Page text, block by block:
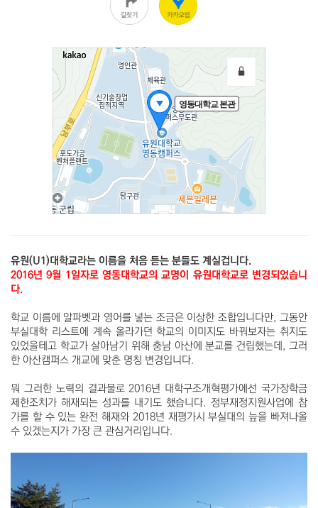
유원(U1)대학교라는 이름을 처음 듣는 분들도 계실겁니다.
2016년 9월 1일자로 영동대학교의 교명이 유원대학교로 변경되었습니
다.
학교 이름에 알파벳과 영어를 넣는 조금은 이상한 조합입니다만, 그동안
부실대학 리스트에 계속 올라가던 학교의 이미지도 바꿔보자는 취지도
있었을테고 학교가 살아남기 위해 충남 아산에 분교를 건립했는데, 그러
한 아산캠퍼스 개교에 맞춘 명칭 변경입니다.
뭐 그러한 노력의 결과물로 2016년 대학구조개혁평가에선 국가장학금
제한조치가 해재되는 성과를 내기도 했습니다. 정부재정지원사업에 참
가를 할 수 있는 완전 해재와 2018년 재평가시 부실대의 늪을 빠져나올
수 있겠는지가 가장 큰 관심거리입니다.